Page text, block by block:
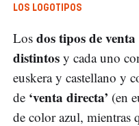
LOS LOGOTIPOS
Los dos tipos de
distintos y cada uno
euskera y castellano y
de ‘venta directa’ (en
de color azul, mientras